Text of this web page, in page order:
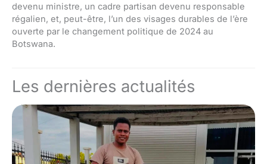
devenu ministre, un cadre partisan devenu responsable
régalien, et, peut-être, l’un des visages durables de l’ère
ouverte par le changement politique de 2024 au
Botswana.
Les dernières actualités